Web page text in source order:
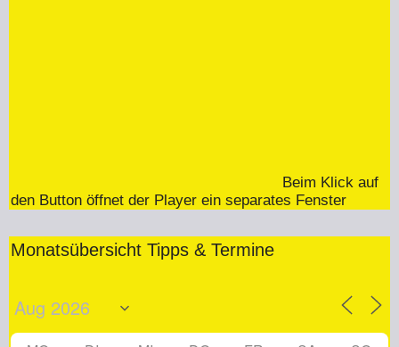
Beim Klick auf
den Button öffnet der Player ein separates Fenster
Monatsübersicht Tipps & Termine